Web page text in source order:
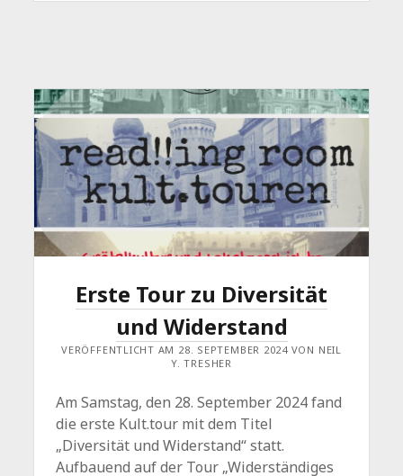
Erste Tour zu Diversität
und Widerstand
VERÖFFENTLICHT AM 28. SEPTEMBER 2024 VON NEIL
Y. TRESHER
Am Samstag, den 28. September 2024 fand
die erste Kult.tour mit dem Titel
„Diversität und Widerstand“ statt.
Aufbauend auf der Tour „Widerständiges